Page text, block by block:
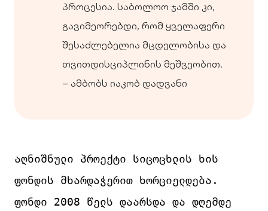
პროცესია. საბოლოო ჯამში კი,
გავიმეორებდი, რომ ყველაფერი
შესაძლებელია მცდელობისა და
თვითდისციპლინის მეშვეობით.
– ამბობს იაკობ დადვანი
აღნიშნული პროექტი სიცოცხლის ხის
ფონდის მხარდაჭერით ხორციელდება.
ფონდი 2008 წელს დაარსდა და დღემდე